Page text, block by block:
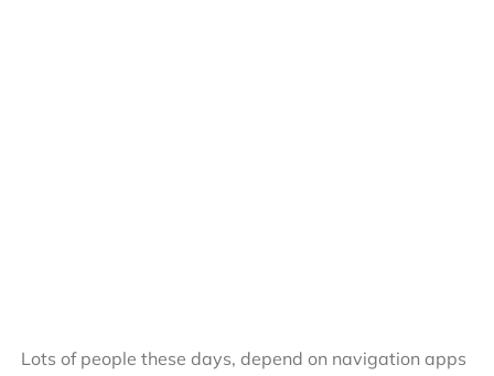
Lots of people these days, depend on navigation apps